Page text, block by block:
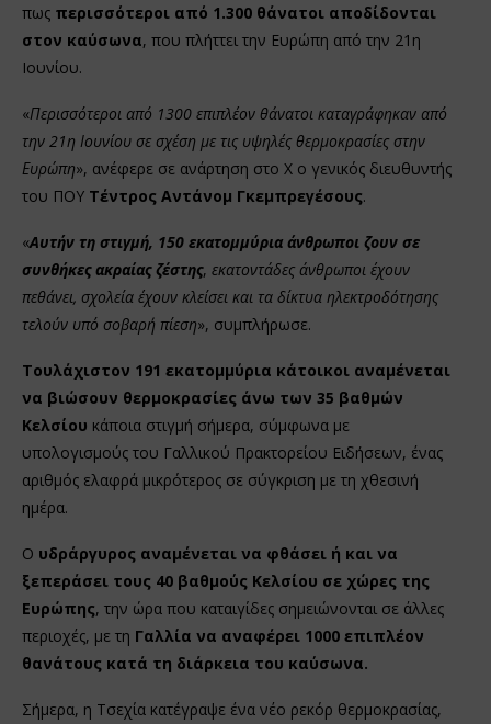
πως περισσότεροι από 1.300 θάνατοι αποδίδονται
στον καύσωνα, που πλήττει την Ευρώπη από την 21η
Ιουνίου.
«Περισσότεροι από 1300 επιπλέον θάνατοι καταγράφηκαν από
την 21η Ιουνίου σε σχέση με τις υψηλές θερμοκρασίες στην
Ευρώπη», ανέφερε σε ανάρτηση στο Χ ο γενικός διευθυντής
του ΠΟΥ Τέντρος Αντάνομ Γκεμπρεγέσους.
«Αυτήν τη στιγμή, 150 εκατομμύρια άνθρωποι ζουν σε
συνθήκες ακραίας ζέστης, εκατοντάδες άνθρωποι έχουν
πεθάνει, σχολεία έχουν κλείσει και τα δίκτυα ηλεκτροδότησης
τελούν υπό σοβαρή πίεση», συμπλήρωσε.
Τουλάχιστον 191 εκατομμύρια κάτοικοι αναμένεται
να βιώσουν θερμοκρασίες άνω των 35 βαθμών
Κελσίου κάποια στιγμή σήμερα, σύμφωνα με
υπολογισμούς του Γαλλικού Πρακτορείου Ειδήσεων, ένας
αριθμός ελαφρά μικρότερος σε σύγκριση με τη χθεσινή
ημέρα.
Ο υδράργυρος αναμένεται να φθάσει ή και να
ξεπεράσει τους 40 βαθμούς Κελσίου σε χώρες της
Ευρώπης, την ώρα που καταιγίδες σημειώνονται σε άλλες
περιοχές, με τη Γαλλία να αναφέρει 1000 επιπλέον
θανάτους κατά τη διάρκεια του καύσωνα.
Σήμερα, η Τσεχία κατέγραψε ένα νέο ρεκόρ θερμοκρασίας,